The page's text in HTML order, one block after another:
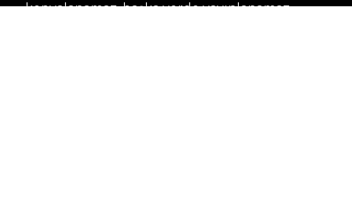
kopyalanamaz, başka yerde yayınlanamaz.